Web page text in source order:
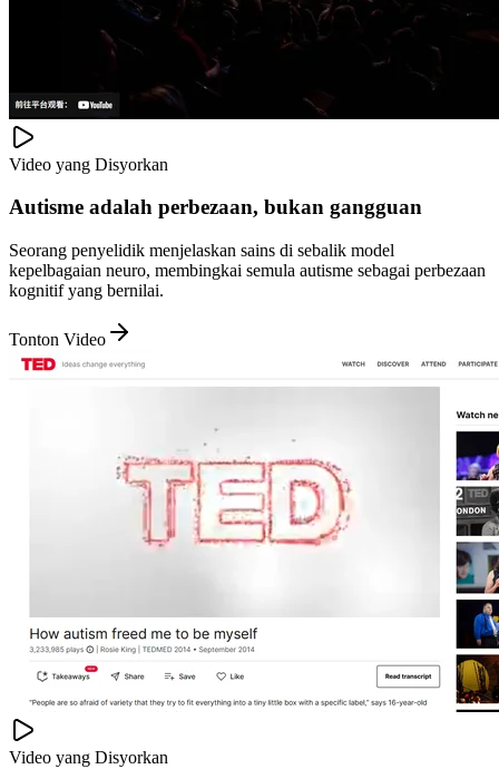
Video yang Disyorkan
Autisme adalah perbezaan, bukan gangguan
Seorang penyelidik menjelaskan sains di sebalik model
kepelbagaian neuro, membingkai semula autisme sebagai perbezaan
kognitif yang bernilai.
Tonton Video
Video yang Disyorkan